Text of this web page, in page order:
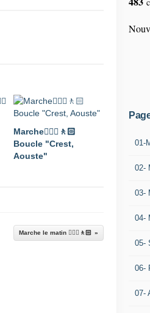
Marche🚶🏼‍♂️🚶🏻
Boucle "Crest,
Aouste"
Marche le matin 🚶🏼‍♂️🚶🏻
01-
02-
03-
04-
05-
06-
07-